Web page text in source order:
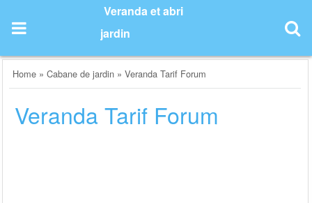
content
Veranda et abri
jardin
Home »Cabane de jardin »Veranda Tarif Forum
Veranda Tarif Forum